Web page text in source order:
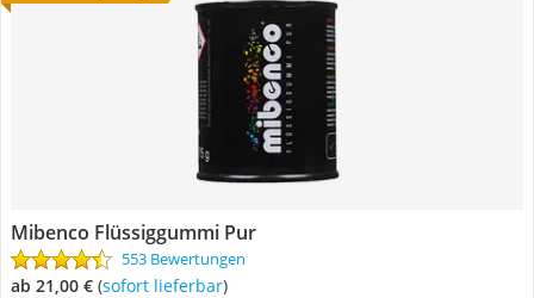
Mibenco Flüssiggummi Pur
553 Bewertungen
ab 21,00 € ( Sofort lieferbar)